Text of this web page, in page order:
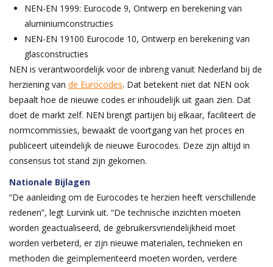
NEN-EN 1999: Eurocode 9, Ontwerp en berekening van
aluminiumconstructies
NEN-EN 19100 Eurocode 10, Ontwerp en berekening van
glasconstructies
NEN is verantwoordelijk voor de inbreng vanuit Nederland bij de
herziening van de Eurocodes. Dat betekent niet dat NEN ook
bepaalt hoe de nieuwe codes er inhoudelijk uit gaan zien. Dat
doet de markt zelf. NEN brengt partijen bij elkaar, faciliteert de
normcommissies, bewaakt de voortgang van het proces en
publiceert uiteindelijk de nieuwe Eurocodes. Deze zijn altijd in
consensus tot stand zijn gekomen.
Nationale Bijlagen
“De aanleiding om de Eurocodes te herzien heeft verschillende
redenen”, legt Lurvink uit. “De technische inzichten moeten
worden geactualiseerd, de gebruikersvriendelijkheid moet
worden verbeterd, er zijn nieuwe materialen, technieken en
methoden die geïmplementeerd moeten worden, verdere